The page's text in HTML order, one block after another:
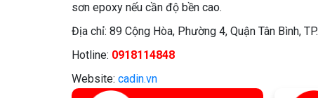
sơn epoxy nếu cần độ bền cao.
Địa chỉ: 89 Cộng Hòa, Phường 4, Quận Tân Bình,
Hotline: 0918114848
Website: cadin.vn